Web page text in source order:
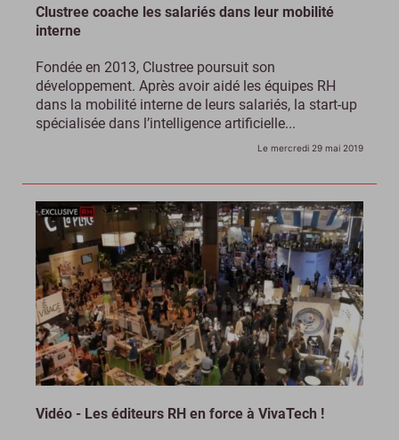
Clustree coache les salariés dans leur mobilité
interne
Fondée en 2013, Clustree poursuit son
développement. Après avoir aidé les équipes RH
dans la mobilité interne de leurs salariés, la start-up
spécialisée dans l’intelligence artificielle...
Le mercredi 29 mai 2019
Vidéo - Les éditeurs RH en force à VivaTech !